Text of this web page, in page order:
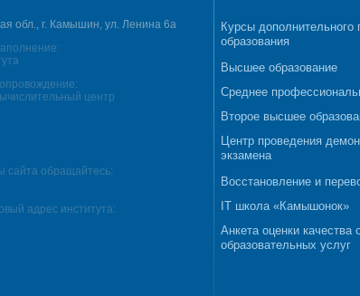
обл., г. Камышин, ул. Ленина 6а
центр
сайта обращайтесь:
адрес института:
Курсы дополнительного
образования
Высшее образование
Среднее
Второе высшее
Центр проведения
экзамена
Восстановление и
IT школа «Камышонок»
Анкета оценки качества
образовательных услуг